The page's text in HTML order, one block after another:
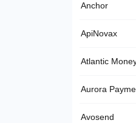
Anchor
ApiNovax
Atlantic
Aurora
Avosend